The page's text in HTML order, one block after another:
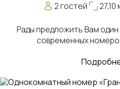
2 гостей 27,10
Рады предложить Вам
современных